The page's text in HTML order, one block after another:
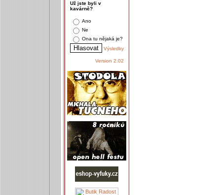
Už jste byli v
kavárně?
Ano
Ne
Ona tu nějaká je?
Výsledky
Version 2.02